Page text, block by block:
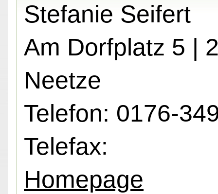
Stefanie Seifert
Am Dorfplatz 5 |
Neetze
Telefon: 0176-
Telefax:
Homepage